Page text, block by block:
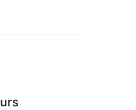
automatique de